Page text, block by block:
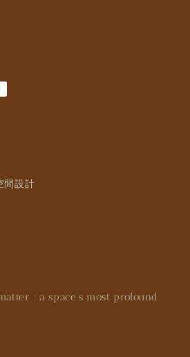
間設計
: a space’s most profound